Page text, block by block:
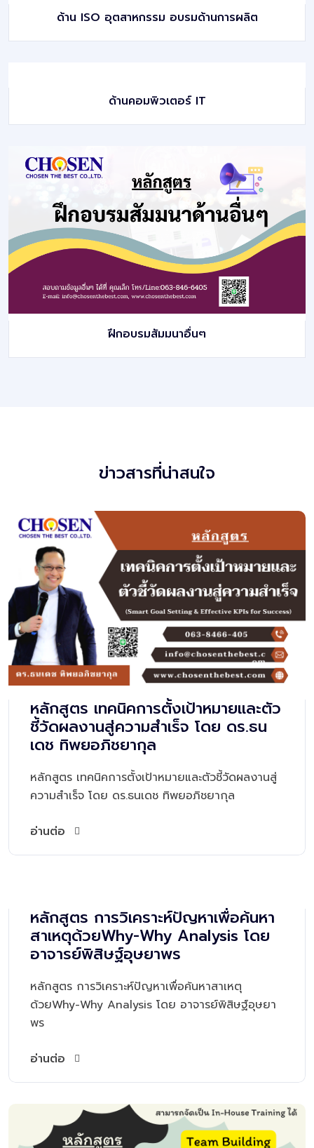
ด้าน ISO อุตสาหกรรม อบรมด้านการผลิต
ด้านคอมพิวเตอร์ IT
ฝึกอบรมสัมมนาอื่นๆ
ข่าวสารที่น่าสนใจ
หลักสูตร เทคนิคการตั้งเป้าหมายและตัว
ชี้วัดผลงานสู่ความสำเร็จ โดย ดร.ธน
เดช ทิพยอภิชยากุล
หลักสูตร เทคนิคการตั้งเป้าหมายและตัวชี้วัดผลงานสู่
ความสำเร็จ โดย ดร.ธนเดช ทิพยอภิชยากุล
อ่านต่อ
หลักสูตร การวิเคราะห์ปัญหาเพื่อค้นหา
สาเหตุด้วยWhy-Why Analysis โดย
อาจารย์พิสิษฐ์อุษยาพร
หลักสูตร การวิเคราะห์ปัญหาเพื่อค้นหาสาเหตุ
ด้วยWhy-Why Analysis โดย อาจารย์พิสิษฐ์อุษยา
พร
อ่านต่อ